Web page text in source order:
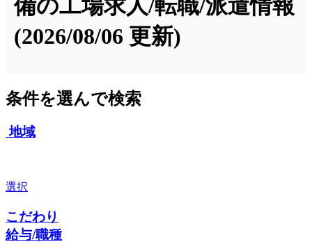
備の工場求人/転職/派遣情報
(2026/08/06 更新)
条件を選んで検索
地域
選択
こだわり
給与/職種